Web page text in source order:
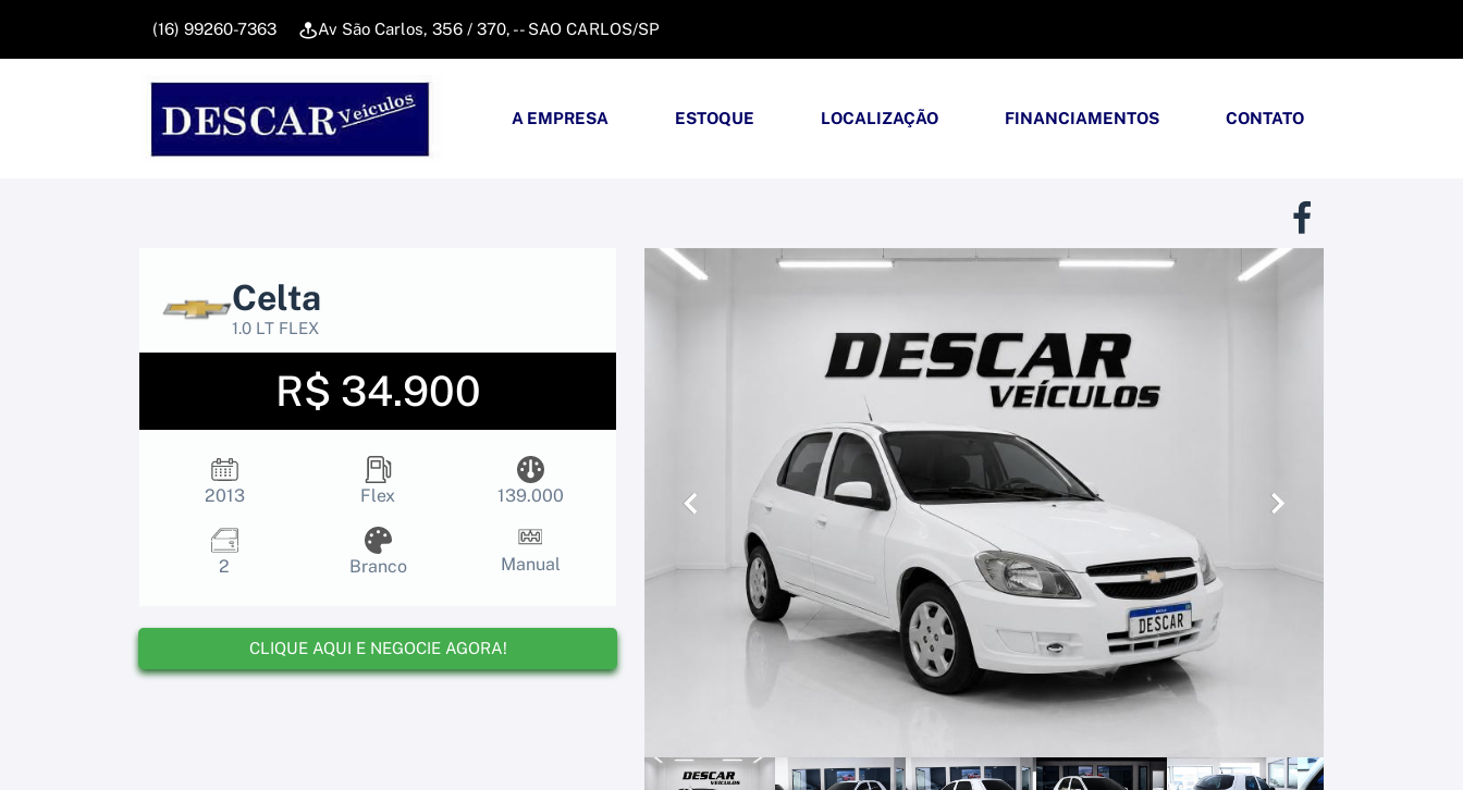
(16) 99260-7363 Av São Carlos, 356 / 370, - - SAO CARLOS/SP
A EMPRESA ESTOQUE LOCALIZAÇÃO FINANCIAMENTOS CONTATO
Celta
1.0 LT FLEX
R$ 34.900
2013 Flex 139.000
2 Branco Manual
CLIQUE AQUI E NEGOCIE AGORA!
Anterior Próximo